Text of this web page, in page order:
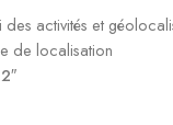
des activités et
de localisation